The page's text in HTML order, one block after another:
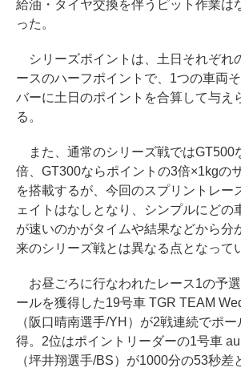
給油・タイヤ交換を伴うピット作業は
った。
シリーズポイントは、土日それぞれ
ースのハーフポイントで、1つの車両
バーに土日のポイントを合算して与え
る。
また、通常のシリーズ戦ではGT500
倍、GT300ならポイントの3倍×1kgの
を搭載するが、今回のスプリントレー
ェイトはなしとなり、シンプルにどの
が速いのかがタイムや結果などから分
来のシリーズ戦とは異なる点となって
お昼ごろに行なわれたレース1の予
ールを獲得した19号車 TGR TEAM
（阪口晴南選手/YH）が2戦連続でポ
得。2位はポイントリーダーの1号車
（坪井翔選手/BS）が1000分の53秒差